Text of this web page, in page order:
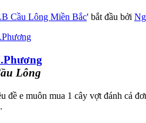
Cầu Lông Miền Bắc' bắt đầu bởi
Lông
đề e muôn mua 1 cây vợt đánh cả